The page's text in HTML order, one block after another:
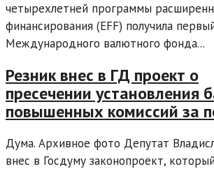
четырехлетней программы
финансирования (EFF) получила
Международного валютного фонда...
Резник внес в ГД проект о
пресечении установления
повышенных комиссий за
Дума. Архивное фото Депутат
внес в Госдуму законопроект,